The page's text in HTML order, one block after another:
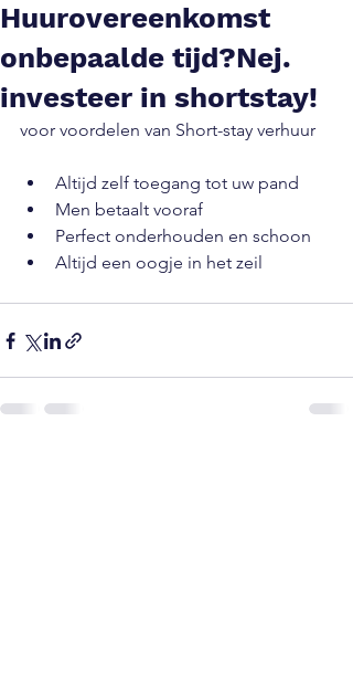
Huurovereenkomst
onbepaalde tijd?Nej.
investeer in shortstay!
voor voordelen van Short-stay verhuur
Altijd zelf toegang tot uw pand
Men betaalt vooraf
Perfect onderhouden en schoon
Altijd een oogje in het zeil